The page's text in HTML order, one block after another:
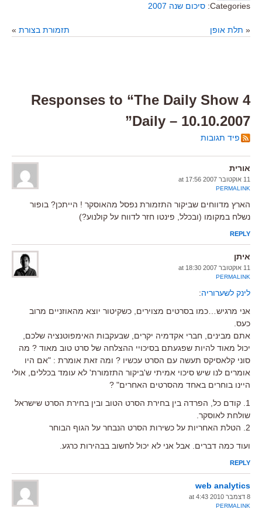
Categories: סיכום שנה 2007
« תלת אופן תזמורת בצורת »
4 Responses to “The Daily Show
Daily – 10.10.2007”
פיד תגובות
אורית
11 אוקטובר 2007 at 17:56
PERMALINK
הארץ מדווחים שביקור התזמורת נפסל מהאוסקר ! הייתכן? בופור
נשלח במקומו (ובכלל, פינטו חזר לדווח על קולנוע?)
REPLY
איתן
11 אוקטובר 2007 at 18:30
PERMALINK
לינק לשערוריה:
אני מרגיש…כמו בסרטים מצוירים, כשקיטור יוצא מהאוזניים מרוב
כעס.
אתם מבינים, חברי אקדמיה יקרים, שבעקבות האימפוטנציה שלכם,
יכול מאוד להיות שפגעתם בסיכויי ההצלחה של סרט טוב מאוד ? מה
סוני קלאסיקס תעשה עם הסרט עכשיו ? ומה זאת אומרת : "אם היו
אומרים לנו שיש סיכוי אמיתי ש'ביקור התזמורת' לא עומד בכללים, אולי
היינו בוחרים באחד מהסרטים האחרים" ?
1. קודם כל, הפרדה בין בחירת הסרט הטוב ובין בחירת הסרט שישראל
שולחת לאוסקר.
2. הטלת האחריות על כשירות הסרט הנבחר על הגוף הבוחר
ועוד כמה דברים. אבל אני לא יכול לחשוב בבהירות כרגע.
REPLY
web analytics
8 דצמבר 2010 at 4:43
PERMALINK